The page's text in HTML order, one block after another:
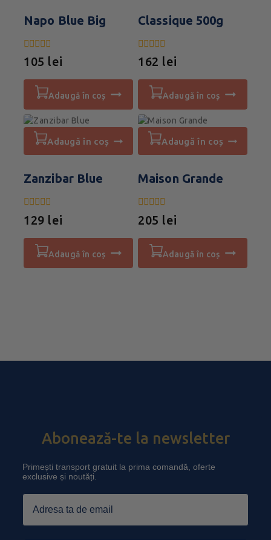
Napo Blue Big
0
din
105 lei
adaugă în coș
Classique 500g
0
din
162 lei
adaugă în coș
adaugă în coș
Zanzibar Blue
0
din
129 lei
adaugă în coș
adaugă în coș
Maison Grande
0
din
205 lei
adaugă în coș
Abonează-te la newsletter
Primești transport gratuit la prima comandă, oferte
exclusive și noutăți.
Email